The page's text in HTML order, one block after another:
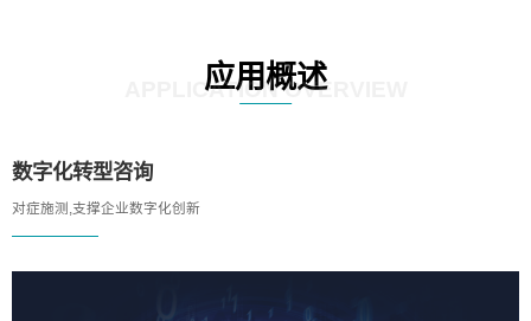
应用概述
APPLICATION OVERVIEW
数字化转型咨询
对症施测,支撑企业数字化创新